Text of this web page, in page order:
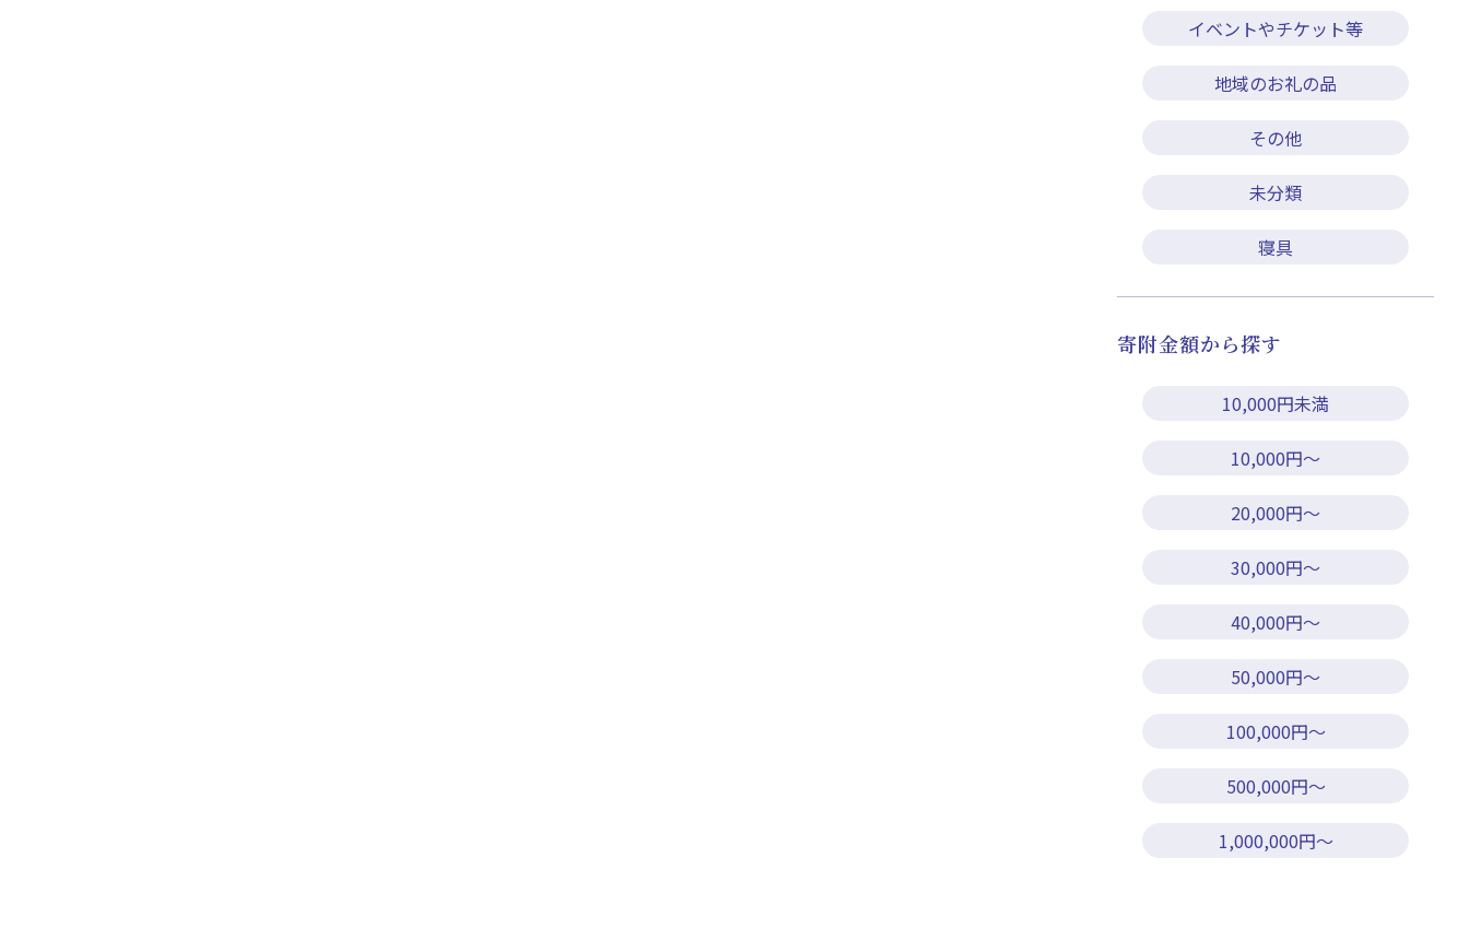
イベントやチケット等
地域のお礼の品
その他
未分類
寝具
寄附金額から探す
10,000円未満
10,000円～
20,000円～
30,000円～
40,000円～
50,000円～
100,000円～
500,000円～
1,000,000円～